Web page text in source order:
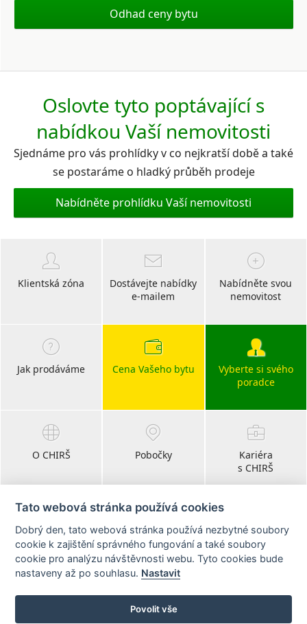
Odhad ceny bytu
Oslovte tyto poptávající s
nabídkou Vaší nemovitosti
Sjednáme pro vás prohlídky v co nejkratší době a také
se postaráme o hladký průběh prodeje
Nabídněte prohlídku Vaší nemovitosti
Klientská zóna
Dostávejte nabídky
e-mailem
Nabídněte svou
nemovitost
Jak prodáváme Cena Vašeho bytu
Vyberte si svého
poradce
O CHIRŠ Pobočky
Kariéra
s CHIRŠ
Blog
realitní články
Tato webová stránka používá cookies
Dobrý den, tato webová stránka používá nezbytné soubory
cookie k zajištění správného fungování a také soubory
cookie pro analýzu návštěvnosti webu. Tyto cookies bude
nastaveny až po souhlasu. Nastavit
Povolit vše